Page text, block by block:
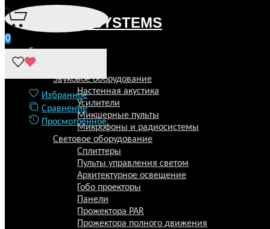
Главная
Каталог
Звуковое оборудование
Настенная акустика
​Усилители
Микшерные пульты
Микрофоны и радиосистемы
Световое оборудование
Сплиттеры
Пульты управления светом
Архитектурное освещение
Гобо проекторы
Панели
Прожектора PAR
Прожектора полного движения
0
Избранное
Сравнение
Просмотренное
ROSS ATLAS 1818 RGBWAUV
Главная
Световое оборудование
Архитектурное освещение
ROSS ATLAS 1818 RGBWAUV
Добавить в избранное
Удалить из избранного
Добавить к сравнению
Удалить из сравнения